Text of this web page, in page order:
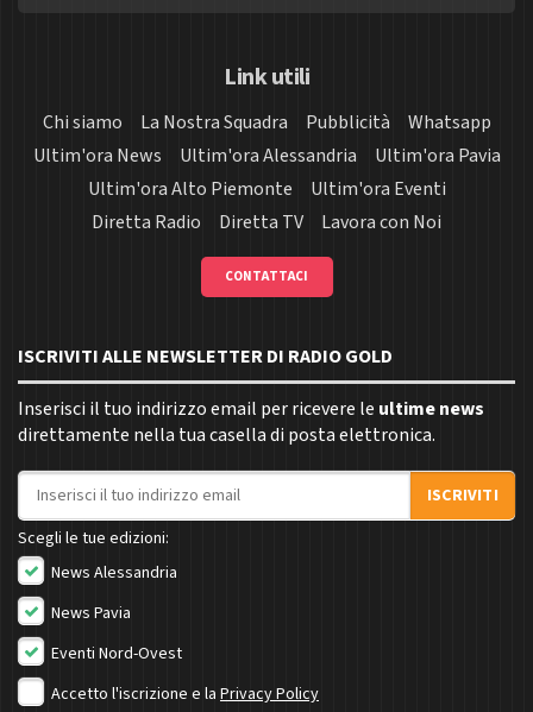
Link utili
Chi siamo La Nostra Squadra Pubblicità
Whatsapp
Ultim'ora News
Ultim'ora Alessandria
Ultim'ora Pavia
Ultim'ora Alto Piemonte
Ultim'ora Eventi
Diretta Radio
Diretta TV Lavora con Noi
CONTATTACI
ISCRIVITI ALLE NEWSLETTER DI RADIO GOLD
Inserisci il tuo indirizzo email per ricevere le ultime news
direttamente nella tua casella di posta elettronica.
Indirizzo email
ISCRIVITI
Scegli le tue edizioni:
News Alessandria
News Pavia
Eventi Nord-Ovest
Accetto l'iscrizione e la Privacy Policy